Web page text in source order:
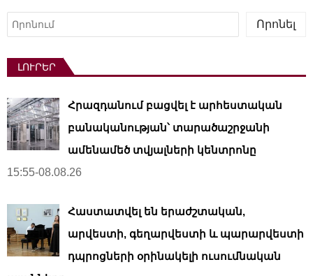
Որոնել
Որոնել
ԼՈՒՐԵՐ
Հրազդանում բացվել է արհեստական ​​
բանականության՝ տարածաշրջանի
ամենամեծ տվյալների կենտրոնը
15:55-08.08.26
Հաստատվել են երաժշտական,
արվեստի, գեղարվեստի և պարարվեստի
դպրոցների օրինակելի ուսումնական